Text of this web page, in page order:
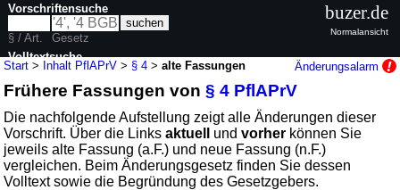
Start > Inhalt PflAPrV > § 4 >alte Fassungen Änderungsalarm
Frühere Fassungen von§ 4 PflAPrV
Die nachfolgende Aufstellung zeigt alle Änderungen dieser
Vorschrift. Über die Linksaktuell undvorher können Sie
jeweils alte Fassung (a.F.) und neue Fassung (n.F.)
vergleichen. Beim Änderungsgesetz finden Sie dessen
Volltext sowie die Begründung des Gesetzgebers.
Vorschriftensuche
§ / Art.
Gesetz
Volltextsuche
nur in PflAPrV
buzer.de
Normalansicht